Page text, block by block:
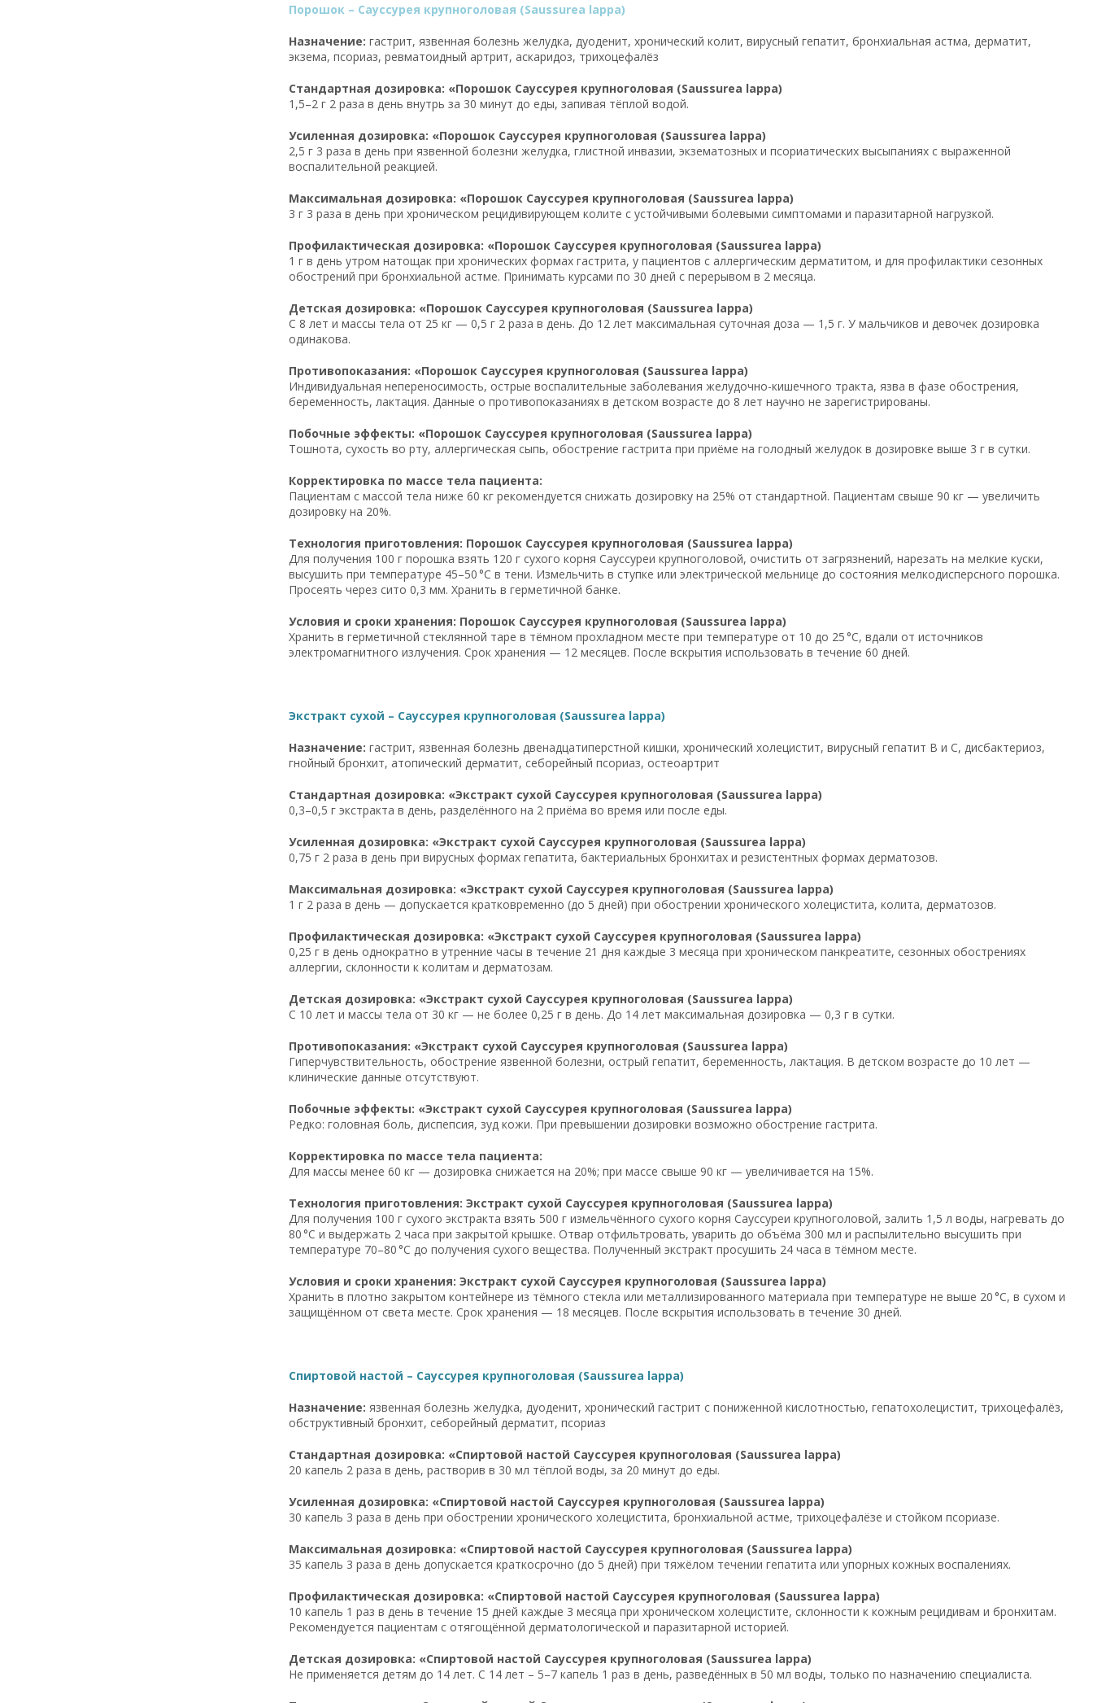
Порошок – Сауссурея крупноголовая (Saussurea lappa)
Назначение: гастрит, язвенная болезнь желудка, дуоденит, хронический колит, вирусный гепатит, бронхиальная астма, дерматит,
экзема, псориаз, ревматоидный артрит, аскаридоз, трихоцефалёз
Стандартная дозировка: «Порошок Сауссурея крупноголовая (Saussurea lappa)
1,5–2 г 2 раза в день внутрь за 30 минут до еды, запивая тёплой водой.
Усиленная дозировка: «Порошок Сауссурея крупноголовая (Saussurea lappa)
2,5 г 3 раза в день при язвенной болезни желудка, глистной инвазии, экзематозных и псориатических высыпаниях с выраженной
воспалительной реакцией.
Максимальная дозировка: «Порошок Сауссурея крупноголовая (Saussurea lappa)
3 г 3 раза в день при хроническом рецидивирующем колите с устойчивыми болевыми симптомами и паразитарной нагрузкой.
Профилактическая дозировка: «Порошок Сауссурея крупноголовая (Saussurea lappa)
1 г в день утром натощак при хронических формах гастрита, у пациентов с аллергическим дерматитом, и для профилактики сезонных
обострений при бронхиальной астме. Принимать курсами по 30 дней с перерывом в 2 месяца.
Детская дозировка: «Порошок Сауссурея крупноголовая (Saussurea lappa)
С 8 лет и массы тела от 25 кг — 0,5 г 2 раза в день. До 12 лет максимальная суточная доза — 1,5 г. У мальчиков и девочек дозировка
одинакова.
Противопоказания: «Порошок Сауссурея крупноголовая (Saussurea lappa)
Индивидуальная непереносимость, острые воспалительные заболевания желудочно-кишечного тракта, язва в фазе обострения,
беременность, лактация. Данные о противопоказаниях в детском возрасте до 8 лет научно не зарегистрированы.
Побочные эффекты: «Порошок Сауссурея крупноголовая (Saussurea lappa)
Тошнота, сухость во рту, аллергическая сыпь, обострение гастрита при приёме на голодный желудок в дозировке выше 3 г в сутки.
Корректировка по массе тела пациента:
Пациентам с массой тела ниже 60 кг рекомендуется снижать дозировку на 25% от стандартной. Пациентам свыше 90 кг — увеличить
дозировку на 20%.
Технология приготовления: Порошок Сауссурея крупноголовая (Saussurea lappa)
Для получения 100 г порошка взять 120 г сухого корня Сауссуреи крупноголовой, очистить от загрязнений, нарезать на мелкие куски,
высушить при температуре 45–50 °C в тени. Измельчить в ступке или электрической мельнице до состояния мелкодисперсного порошка.
Просеять через сито 0,3 мм. Хранить в герметичной банке.
Условия и сроки хранения: Порошок Сауссурея крупноголовая (Saussurea lappa)
Хранить в герметичной стеклянной таре в тёмном прохладном месте при температуре от 10 до 25 °C, вдали от источников
электромагнитного излучения. Срок хранения — 12 месяцев. После вскрытия использовать в течение 60 дней.
Экстракт сухой – Сауссурея крупноголовая (Saussurea lappa)
Назначение: гастрит, язвенная болезнь двенадцатиперстной кишки, хронический холецистит, вирусный гепатит B и C, дисбактериоз,
гнойный бронхит, атопический дерматит, себорейный псориаз, остеоартрит
Стандартная дозировка: «Экстракт сухой Сауссурея крупноголовая (Saussurea lappa)
0,3–0,5 г экстракта в день, разделённого на 2 приёма во время или после еды.
Усиленная дозировка: «Экстракт сухой Сауссурея крупноголовая (Saussurea lappa)
0,75 г 2 раза в день при вирусных формах гепатита, бактериальных бронхитах и резистентных формах дерматозов.
Максимальная дозировка: «Экстракт сухой Сауссурея крупноголовая (Saussurea lappa)
1 г 2 раза в день — допускается кратковременно (до 5 дней) при обострении хронического холецистита, колита, дерматозов.
Профилактическая дозировка: «Экстракт сухой Сауссурея крупноголовая (Saussurea lappa)
0,25 г в день однократно в утренние часы в течение 21 дня каждые 3 месяца при хроническом панкреатите, сезонных обострениях
аллергии, склонности к колитам и дерматозам.
Детская дозировка: «Экстракт сухой Сауссурея крупноголовая (Saussurea lappa)
С 10 лет и массы тела от 30 кг — не более 0,25 г в день. До 14 лет максимальная дозировка — 0,3 г в сутки.
Противопоказания: «Экстракт сухой Сауссурея крупноголовая (Saussurea lappa)
Гиперчувствительность, обострение язвенной болезни, острый гепатит, беременность, лактация. В детском возрасте до 10 лет —
клинические данные отсутствуют.
Побочные эффекты: «Экстракт сухой Сауссурея крупноголовая (Saussurea lappa)
Редко: головная боль, диспепсия, зуд кожи. При превышении дозировки возможно обострение гастрита.
Корректировка по массе тела пациента:
Для массы менее 60 кг — дозировка снижается на 20%; при массе свыше 90 кг — увеличивается на 15%.
Технология приготовления: Экстракт сухой Сауссурея крупноголовая (Saussurea lappa)
Для получения 100 г сухого экстракта взять 500 г измельчённого сухого корня Сауссуреи крупноголовой, залить 1,5 л воды, нагревать до
80 °C и выдержать 2 часа при закрытой крышке. Отвар отфильтровать, уварить до объёма 300 мл и распылительно высушить при
температуре 70–80 °C до получения сухого вещества. Полученный экстракт просушить 24 часа в тёмном месте.
Условия и сроки хранения: Экстракт сухой Сауссурея крупноголовая (Saussurea lappa)
Хранить в плотно закрытом контейнере из тёмного стекла или металлизированного материала при температуре не выше 20 °C, в сухом и
защищённом от света месте. Срок хранения — 18 месяцев. После вскрытия использовать в течение 30 дней.
Спиртовой настой – Сауссурея крупноголовая (Saussurea lappa)
Назначение: язвенная болезнь желудка, дуоденит, хронический гастрит с пониженной кислотностью, гепатохолецистит, трихоцефалёз,
обструктивный бронхит, себорейный дерматит, псориаз
Стандартная дозировка: «Спиртовой настой Сауссурея крупноголовая (Saussurea lappa)
20 капель 2 раза в день, растворив в 30 мл тёплой воды, за 20 минут до еды.
Усиленная дозировка: «Спиртовой настой Сауссурея крупноголовая (Saussurea lappa)
30 капель 3 раза в день при обострении хронического холецистита, бронхиальной астме, трихоцефалёзе и стойком псориазе.
Максимальная дозировка: «Спиртовой настой Сауссурея крупноголовая (Saussurea lappa)
35 капель 3 раза в день допускается краткосрочно (до 5 дней) при тяжёлом течении гепатита или упорных кожных воспалениях.
Профилактическая дозировка: «Спиртовой настой Сауссурея крупноголовая (Saussurea lappa)
10 капель 1 раз в день в течение 15 дней каждые 3 месяца при хроническом холецистите, склонности к кожным рецидивам и бронхитам.
Рекомендуется пациентам с отягощённой дерматологической и паразитарной историей.
Детская дозировка: «Спиртовой настой Сауссурея крупноголовая (Saussurea lappa)
Не применяется детям до 14 лет. С 14 лет – 5–7 капель 1 раз в день, разведённых в 50 мл воды, только по назначению специалиста.